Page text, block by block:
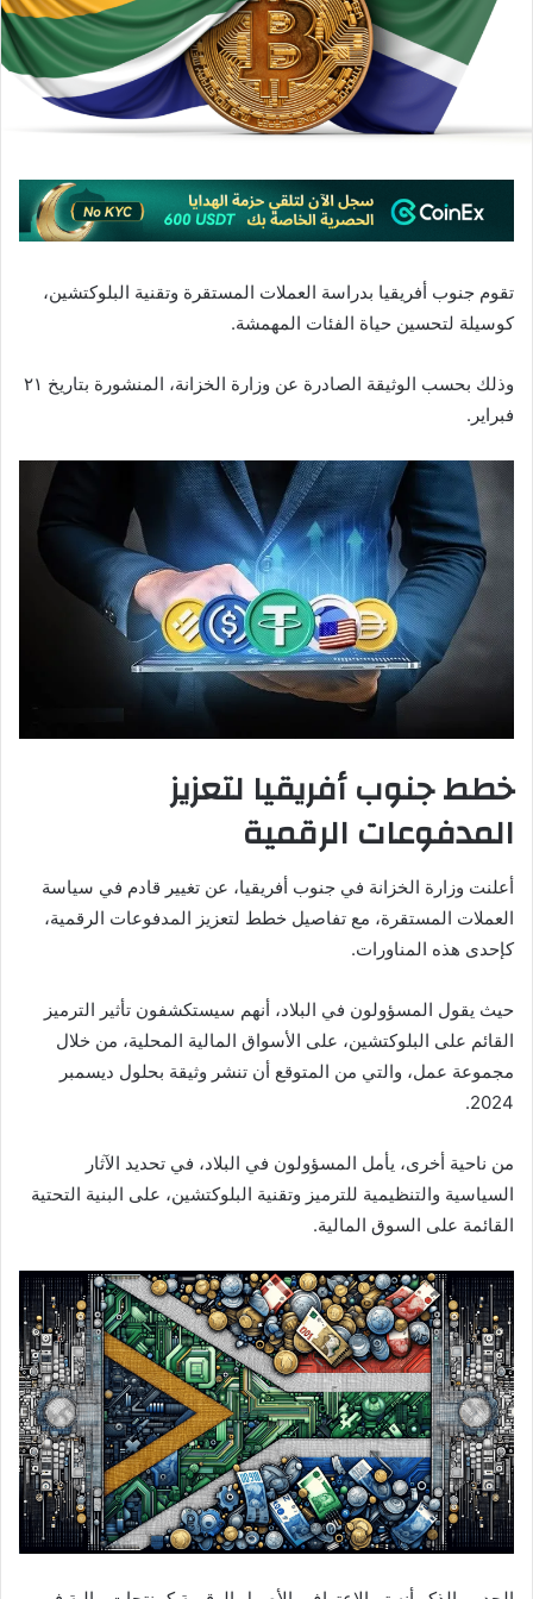
تقوم جنوب أفريقيا بدراسة العملات المستقرة وتقنية البلوكتشين،
كوسيلة لتحسين حياة الفئات المهمشة.
وذلك بحسب الوثيقة الصادرة عن وزارة الخزانة، المنشورة بتاريخ ٢١
فبراير.
خطط جنوب أفريقيا لتعزيز
المدفوعات الرقمية
أعلنت وزارة الخزانة في جنوب أفريقيا، عن تغيير قادم في سياسة
العملات المستقرة، مع تفاصيل خطط لتعزيز المدفوعات الرقمية،
كإحدى هذه المناورات.
حيث يقول المسؤولون في البلاد، أنهم سيستكشفون تأثير الترميز
القائم على البلوكتشين، على الأسواق المالية المحلية، من خلال
مجموعة عمل، والتي من المتوقع أن تنشر وثيقة بحلول ديسمبر
2024.
من ناحية أخرى، يأمل المسؤولون في البلاد، في تحديد الآثار
السياسية والتنظيمية للترميز وتقنية البلوكتشين، على البنية التحتية
القائمة على السوق المالية.